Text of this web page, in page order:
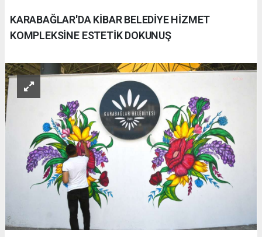
KARABAĞLAR'DA KİBAR BELEDİYE HİZMET
KOMPLEKSİNE ESTETİK DOKUNUŞ